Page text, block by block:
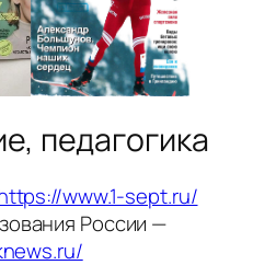
педагогика
www.1-sept.ru/
России —